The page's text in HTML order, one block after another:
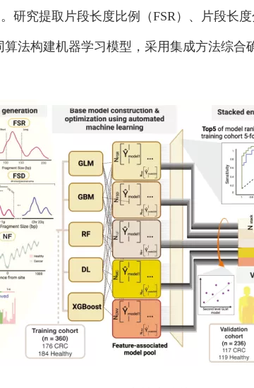
研究提取片段长度比例（FSR）、片段长
法构建机器学习模型，采用集成方法综合